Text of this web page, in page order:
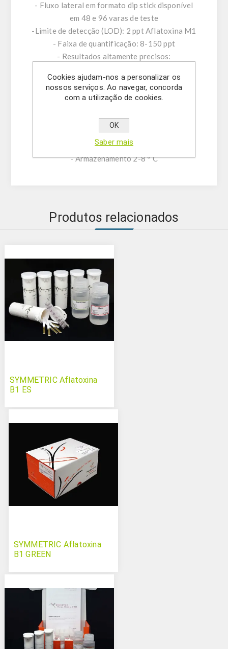
- Fluxo lateral em formato dip stick disponível
em 48 e 96 varas de teste
-Limite de detecção (LOD): 2 ppt Aflatoxina M1
- Faixa de quantificação: 8-150 ppt
- Resultados altamente precisos:
<8% CV
- Reação cruzada (Aflatoxina M1 100%,
- Ajustado ao limite da legislação da UE
- Tempo de procedimento Baixo (10 min)
- Prazo de validade: 12 meses
- Armazenamento 2-8 ° C
Produtos relacionados
SYMMETRIC Aflatoxina
B1 ES
SYMMETRIC Aflatoxina
B1 GREEN
Cookies ajudam-nos a personalizar os
nossos serviços. Ao navegar, concorda
com a utilização de cookies.
OK
Saber mais